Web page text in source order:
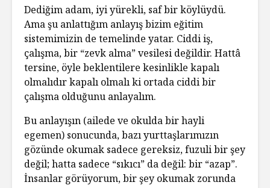
Dediğim adam, iyi yürekli, saf bir köylüydü.
Ama şu anlattığım anlayış bizim eğitim
sistemimizin de temelinde yatar. Ciddi iş,
çalışma, bir “zevk alma” vesilesi değildir. Hattâ
tersine, öyle beklentilere kesinlikle kapalı
olmalıdır kapalı olmalı ki ortada ciddi bir
çalışma olduğunu anlayalım.
Bu anlayışın (ailede ve okulda bir hayli
egemen) sonucunda, bazı yurttaşlarımızın
gözünde okumak sadece gereksiz, fuzuli bir şey
değil; hatta sadece “sıkıcı” da değil: bir “azap”.
İnsanlar görüyorum, bir şey okumak zorunda